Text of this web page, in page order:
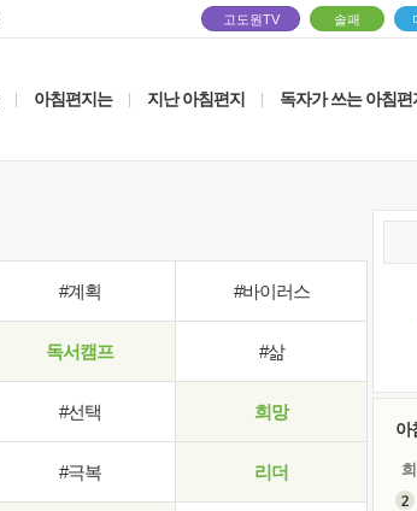
고도원TV 솔패
아침편지는 지난 아침편지 독자가 쓰는 아침편
#계획 #바이러스
독서캠프 #삶
#선택 희망
#극복 리더
아